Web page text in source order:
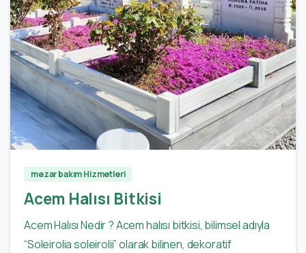
0 2
mezar bakım Hizmetleri
Acem Halısı Bitkisi
Acem Halısı Nedir ? Acem halısı bitkisi, bilimsel adıyla
“Soleirolia soleirolii” olarak bilinen, dekoratif